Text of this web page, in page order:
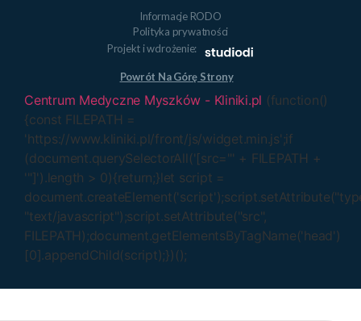
Informacje RODO
Polityka prywatności
Projekt i wdrożenie:
Powrót Na Górę Strony
Centrum Medyczne Myszków - Kliniki.pl (function()
{const FILEPATH =
'https://www.kliniki.pl/front/js/widget.min.js';if
(document.querySelectorAll('[src="' + FILEPATH +
'"]').length > 0){return;}let script =
"text/javascript");script.setAttribute("src",
FILEPATH);document.getElementsByTagName('head')
[0].appendChild(script);})();